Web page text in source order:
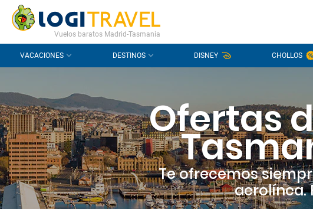
CONTACTO PREGUNTAS FRECUENTES
Vuelos baratos Madrid-Tasmania
VACACIONES DESTINOS DISNEY CHOLLOS
Ofertas
Te ofrecemos
aerolínea.